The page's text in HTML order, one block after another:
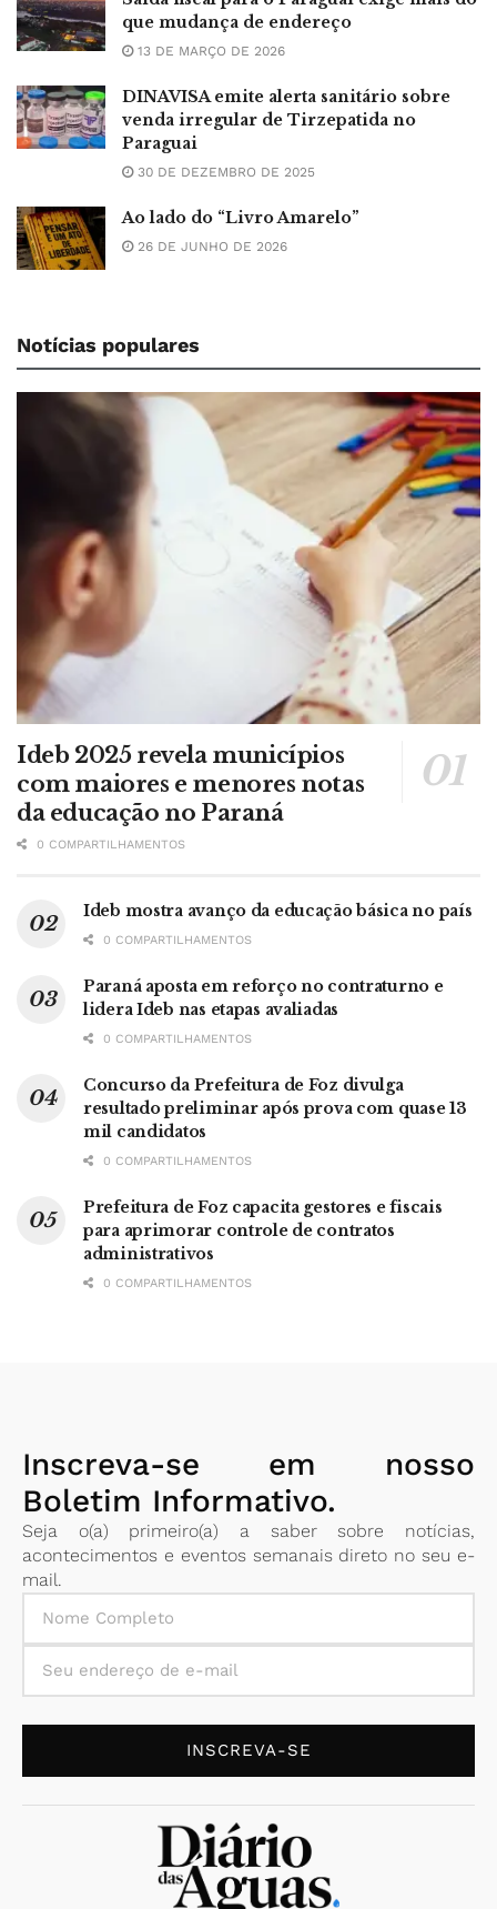
que mudança de endereço
13 DE MARÇO DE 2026
DINAVISA emite alerta sanitário sobre
venda irregular de Tirzepatida no
Paraguai
30 DE DEZEMBRO DE 2025
Ao lado do “Livro Amarelo”
26 DE JUNHO DE 2026
Notícias populares
Ideb 2025 revela municípios
com maiores e menores notas
da educação no Paraná
0 COMPARTILHAMENTOS
Ideb mostra avanço da educação básica no país
0 COMPARTILHAMENTOS
Paraná aposta em reforço no contraturno e
lidera Ideb nas etapas avaliadas
0 COMPARTILHAMENTOS
Concurso da Prefeitura de Foz divulga
resultado preliminar após prova com quase 13
mil candidatos
0 COMPARTILHAMENTOS
Prefeitura de Foz capacita gestores e fiscais
para aprimorar controle de contratos
administrativos
0 COMPARTILHAMENTOS
Inscreva-se em nosso
Boletim Informativo.
Seja o(a) primeiro(a) a saber sobre notícias,
acontecimentos e eventos semanais direto no seu e-
mail.
INSCREVA-SE